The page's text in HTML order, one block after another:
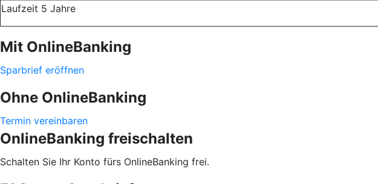
Laufzeit 5 Jahre
Mit OnlineBanking
Sparbrief eröffnen
Ohne OnlineBanking
Termin vereinbaren
OnlineBanking freischalten
Schalten Sie Ihr Konto fürs OnlineBanking frei.